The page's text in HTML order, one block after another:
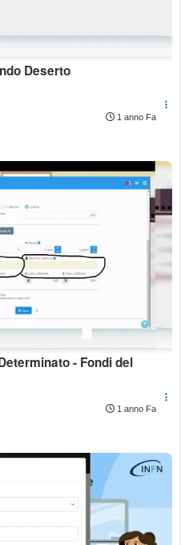
Deserto
1 anno Fa
- Fondi del
1 anno Fa